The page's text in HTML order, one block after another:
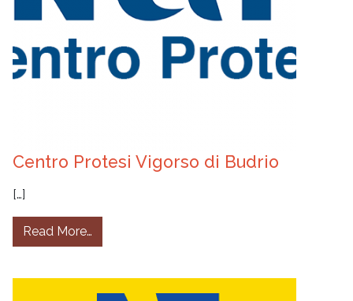
Centro Protesi Vigorso di Budrio
[…]
Read More…